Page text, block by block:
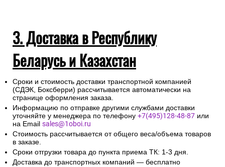
3. Доставка в Республику
Беларусь и Казахстан
Сроки и стоимость доставки транспортной компанией
(СДЭК, Боксберри) рассчитывается автоматически на
странице оформления заказа.
Информацию по отправке другими службами доставки
уточняйте у менеджера по телефону +7(495)128-48-87 или
на Email sales@1oboi.ru
Стоимость рассчитывается от общего веса/объема товаров
в заказе.
Сроки отгрузки товара до пункта приема ТК: 1-3 дня.
Доставка до транспортных компаний — бесплатно